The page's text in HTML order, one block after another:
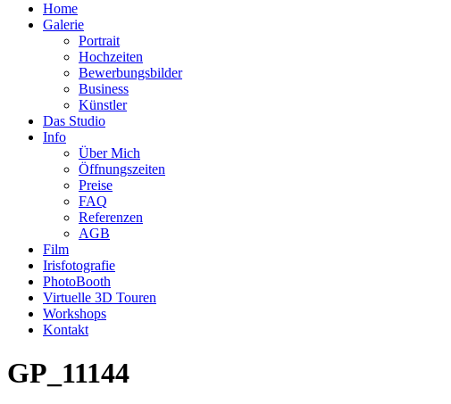
Home
Galerie
Portrait
Hochzeiten
Bewerbungsbilder
Business
Künstler
Das Studio
Info
Über Mich
Öffnungszeiten
Preise
FAQ
Referenzen
AGB
Film
Irisfotografie
PhotoBooth
Virtuelle 3D Touren
Workshops
Kontakt
GP_11144